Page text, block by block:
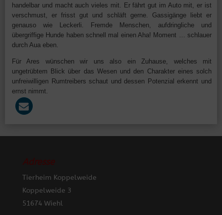
handelbar und macht auch vieles mit. Er fährt gut im Auto mit, er ist
verschmust, er frisst gut und schläft gerne. Gassigänge liebt er
genauso wie Leckerli. Fremde Menschen, aufdringliche und
übergriffige Hunde haben schnell mal einen Aha! Moment … schlauer
durch Aua eben.
Für Ares wünschen wir uns also ein Zuhause, welches mit
ungetrübtem Blick über das Wesen und den Charakter eines solch
unfreiwilligen Rumtreibers schaut und dessen Potenzial erkennt und
ernst nimmt.
Tierheim Koppelweide
Koppelweide 3
51674 Wiehl